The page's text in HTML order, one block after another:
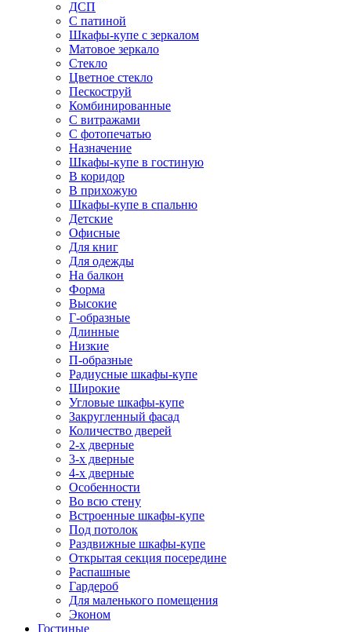
ДСП
С патиной
Шкафы-купе с зеркалом
Матовое зеркало
Стекло
Цветное стекло
Пескоструй
Комбинированные
С витражами
С фотопечатью
Назначение
Шкафы-купе в гостиную
В коридор
В прихожую
Шкафы-купе в спальню
Детские
Офисные
Для книг
Для одежды
На балкон
Форма
Высокие
Г-образные
Длинные
Низкие
П-образные
Радиусные шкафы-купе
Широкие
Угловые шкафы-купе
Закругленный фасад
Количество дверей
2-х дверные
3-х дверные
4-х дверные
Особенности
Во всю стену
Встроенные шкафы-купе
Под потолок
Раздвижные шкафы-купе
Открытая секция посередине
Распашные
Гардероб
Для маленького помещения
Эконом
Гостиные